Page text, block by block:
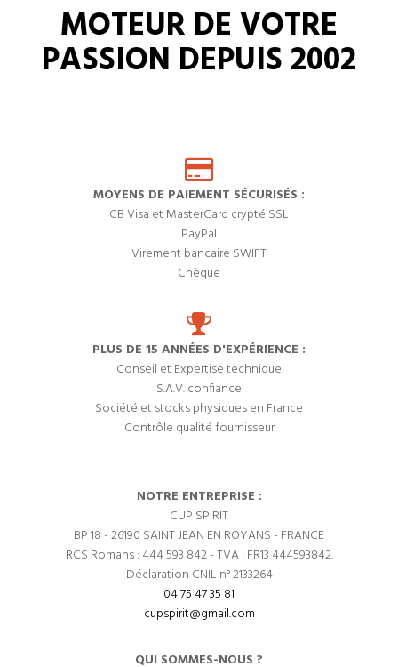
MOTEUR DE VOTRE
PASSION DEPUIS 2002
MOYENS DE PAIEMENT SÉCURISÉS :
CB Visa et MasterCard crypté SSL
PayPal
Virement bancaire SWIFT
Chèque
PLUS DE 15 ANNÉES D'EXPÉRIENCE :
Conseil et Expertise technique
S.A.V. confiance
Société et stocks physiques en France
Contrôle qualité fournisseur
NOTRE ENTREPRISE :
CUP SPIRIT
BP 18 - 26190 SAINT JEAN EN ROYANS - FRANCE
RCS Romans : 444 593 842 - TVA : FR13 444593842.
Déclaration CNIL n° 2133264
04 75 47 35 81
cupspirit@gmail.com
QUI SOMMES-NOUS ?